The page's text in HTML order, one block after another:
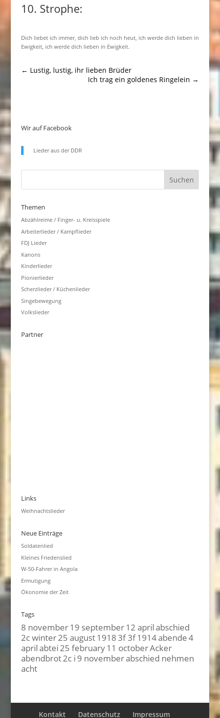
10. Strophe:
Dich liebet ich immer, dich lieb ich noch heut, ich werde dich lieben in
Ewigkeit, ich werde dich lieben in Ewigkeit.
← Lustig, lustig, ihr lieben Brüder
Ich trag ein goldenes Ringelein →
Wir auf Facebook
Lieder aus der DDR
Themen
Abzählreime / Finger- u. Kreisspiele
Arbeiterlieder / Kampflieder
FDJ Lieder
Kanons
Kinderlieder
Pionierlieder
Scherzlieder / Küchenlieder
Singebewegung
Volkslieder
Partner
Links
Weihnachtslieder
Neue Einträge
Soldatenlied
Kleines Friedenslied
W-50-Fahrer in Angola
Ermutigung
Ökonomie der Zeit
Tags
8 november19 september12 aprilabschied
2c winter25 august19183f 3f1914abende4
aprilabtei25 february11 octoberAcker
abendbrot2c i 9 novemberabschied nehmen
acht
Kontakt Datenschutz Impressum